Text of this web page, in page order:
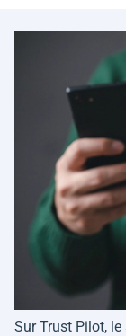
Sur Trust Pilot,